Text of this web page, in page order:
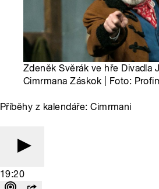
Zdeněk Svěrák ve hře Divadla
Cimrmana Záskok | Foto:
Příběhy z kalendáře: Cimrmani
19:20